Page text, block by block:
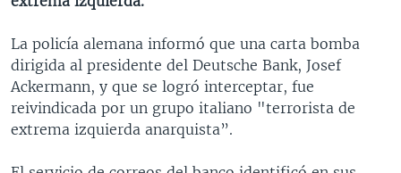
PERÚ
ECUADOR
VENEZUELA
GUATEMALA
HONDURAS
NICARAGUA
LIBERTAD DE PRENSA
MUNDO
ECONOMÍA
LIBERTAD DE PRENSA
UCRANIA
MULTIMEDIA
La policía alemana informó que una carta bomba
dirigida al presidente del Deutsche Bank, Josef
Ackermann, y que se logró interceptar, fue
reivindicada por un grupo italiano "terrorista de
extrema izquierda anarquista”.